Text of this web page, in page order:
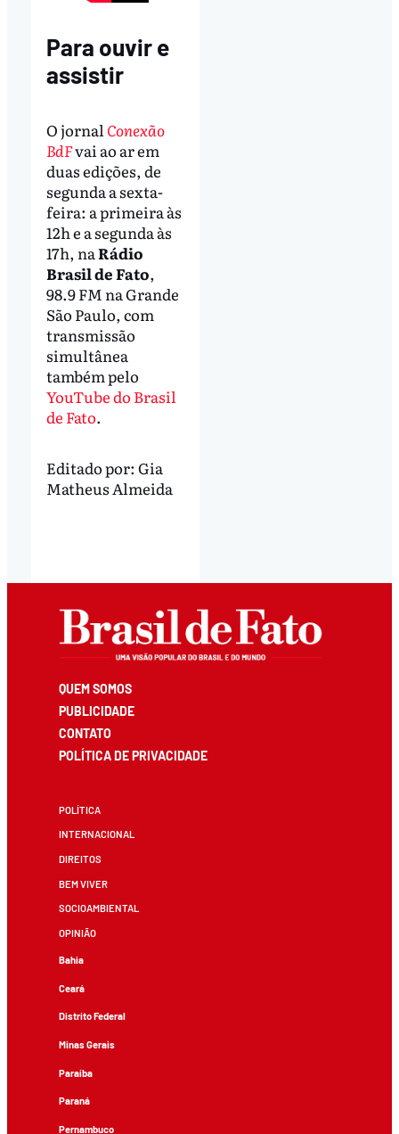
Para ouvir e
assistir
O jornalConexão
BdFvai ao ar em
duas edições, de
segunda a sexta-
feira: a primeira às
12h e a segunda às
17h, naRádio
Brasil de Fato,
98.9 FM na Grande
São Paulo, com
transmissão
simultânea
também pelo
YouTube do Brasil
de Fato.
Editado por: Gia
Matheus Almeida
QUEM SOMOS
PUBLICIDADE
CONTATO
POLÍTICA DE PRIVACIDADE
POLÍTICA
INTERNACIONAL
DIREITOS
BEM VIVER
SOCIOAMBIENTAL
OPINIÃO
Bahia
Ceará
Distrito Federal
Minas Gerais
Paraíba
Paraná
Pernambuco